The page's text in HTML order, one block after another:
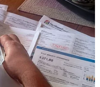
quan Cảnh sát
đã phối hợp với
trong tỉnh và các địa
xác minh 734 đối
theo quy định./.